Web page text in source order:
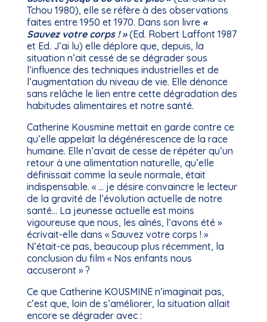
Tchou 1980), elle se réfère à des observations
faites entre 1950 et 1970. Dans son livre «
Sauvez votre corps ! »(Ed. Robert Laffont 1987
et Ed. J’ai lu) elle déplore que, depuis, la
situation n’ait cessé de se dégrader sous
l’influence des techniques industrielles et de
l’augmentation du niveau de vie. Elle dénonce
sans relâche le lien entre cette dégradation des
habitudes alimentaires et notre santé.
Catherine Kousmine mettait en garde contre ce
qu’elle appelait la dégénérescence de la race
humaine. Elle n’avait de cesse de répéter qu’un
retour à une alimentation naturelle, qu’elle
définissait comme la seule normale, était
indispensable. « … je désire convaincre le lecteur
de la gravité de l’évolution actuelle de notre
santé… La jeunesse actuelle est moins
vigoureuse que nous, les aînés, l’avons été »
écrivait-elle dans « Sauvez votre corps ! »
N’était-ce pas, beaucoup plus récemment, la
conclusion du film « Nos enfants nous
accuseront » ?
Ce que Catherine KOUSMINE n’imaginait pas,
c’est que, loin de s’améliorer, la situation allait
encore se dégrader avec :